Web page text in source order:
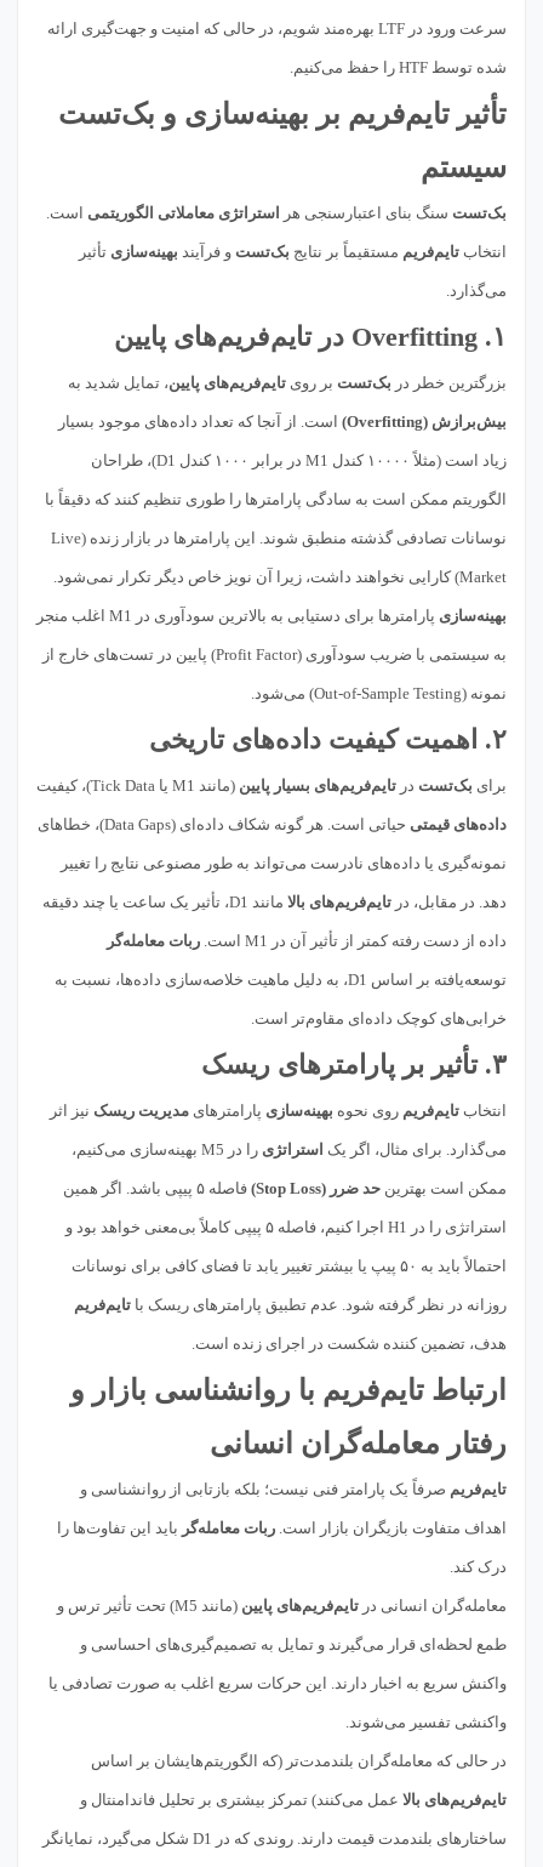
سرعت ورود در LTF بهره‌مند شویم، در حالی که امنیت و جهت‌گیری ارائه
شده توسط HTF را حفظ می‌کنیم.
تأثیر تایم‌فریم بر بهینه‌سازی و بک‌تست
سیستم
بک‌تست سنگ بنای اعتبارسنجی هر استراتژی معاملاتی الگوریتمی است.
انتخاب تایم‌فریم مستقیماً بر نتایج بک‌تست و فرآیند بهینه‌سازی تأثیر
می‌گذارد.
۱. Overfitting در تایم‌فریم‌های پایین
بزرگترین خطر در بک‌تست بر روی تایم‌فریم‌های پایین، تمایل شدید به
بیش‌برازش (Overfitting) است. از آنجا که تعداد داده‌های موجود بسیار
زیاد است (مثلاً ۱۰۰۰۰ کندل M1 در برابر ۱۰۰۰ کندل D1)، طراحان
الگوریتم ممکن است به سادگی پارامترها را طوری تنظیم کنند که دقیقاً با
نوسانات تصادفی گذشته منطبق شوند. این پارامترها در بازار زنده (Live
Market) کارایی نخواهند داشت، زیرا آن نویز خاص دیگر تکرار نمی‌شود.
بهینه‌سازی پارامترها برای دستیابی به بالاترین سودآوری در M1 اغلب منجر
به سیستمی با ضریب سودآوری (Profit Factor) پایین در تست‌های خارج از
نمونه (Out-of-Sample Testing) می‌شود.
۲. اهمیت کیفیت داده‌های تاریخی
برای بک‌تست در تایم‌فریم‌های بسیار پایین (مانند M1 یا Tick Data)، کیفیت
داده‌های قیمتی حیاتی است. هر گونه شکاف داده‌ای (Data Gaps)، خطاهای
نمونه‌گیری یا داده‌های نادرست می‌تواند به طور مصنوعی نتایج را تغییر
دهد. در مقابل، در تایم‌فریم‌های بالا مانند D1، تأثیر یک ساعت یا چند دقیقه
داده از دست رفته کمتر از تأثیر آن در M1 است. ربات معامله‌گر
توسعه‌یافته بر اساس D1، به دلیل ماهیت خلاصه‌سازی داده‌ها، نسبت به
خرابی‌های کوچک داده‌ای مقاوم‌تر است.
۳. تأثیر بر پارامترهای ریسک
انتخاب تایم‌فریم روی نحوه بهینه‌سازی پارامترهای مدیریت ریسک نیز اثر
می‌گذارد. برای مثال، اگر یک استراتژی را در M5 بهینه‌سازی می‌کنیم،
ممکن است بهترین حد ضرر (Stop Loss) فاصله ۵ پیپی باشد. اگر همین
استراتژی را در H1 اجرا کنیم، فاصله ۵ پیپی کاملاً بی‌معنی خواهد بود و
احتمالاً باید به ۵۰ پیپ یا بیشتر تغییر یابد تا فضای کافی برای نوسانات
روزانه در نظر گرفته شود. عدم تطبیق پارامترهای ریسک با تایم‌فریم
هدف، تضمین کننده شکست در اجرای زنده است.
ارتباط تایم‌فریم با روانشناسی بازار و
رفتار معامله‌گران انسانی
تایم‌فریم صرفاً یک پارامتر فنی نیست؛ بلکه بازتابی از روانشناسی و
اهداف متفاوت بازیگران بازار است. ربات معامله‌گر باید این تفاوت‌ها را
درک کند.
معامله‌گران انسانی در تایم‌فریم‌های پایین (مانند M5) تحت تأثیر ترس و
طمع لحظه‌ای قرار می‌گیرند و تمایل به تصمیم‌گیری‌های احساسی و
واکنش سریع به اخبار دارند. این حرکات سریع اغلب به صورت تصادفی یا
واکنشی تفسیر می‌شوند.
در حالی که معامله‌گران بلندمدت‌تر (که الگوریتم‌هایشان بر اساس
تایم‌فریم‌های بالا عمل می‌کنند) تمرکز بیشتری بر تحلیل فاندامنتال و
ساختارهای بلندمدت قیمت دارند. روندی که در D1 شکل می‌گیرد، نمایانگر